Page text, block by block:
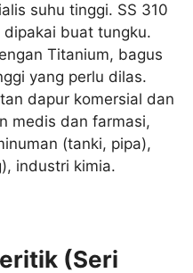
suhu tinggi. SS 310
buat tungku.
Titanium, bagus
yang perlu dilas.
dapur komersial dan
medis dan farmasi,
(tanki, pipa),
industri kimia.
(Seri